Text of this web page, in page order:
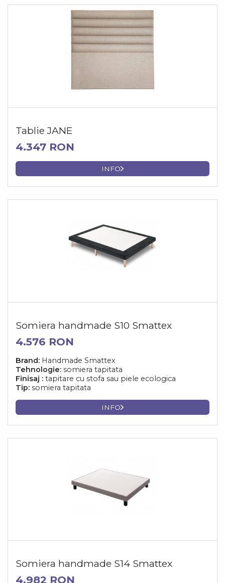
Tablie JANE
4.347 RON
INFO
Somiera handmade S10 Smattex
4.576 RON
Brand: Handmade Smattex
Tehnologie: somiera tapitata
Finisaj : tapitare cu stofa sau piele ecologica
Tip: somiera tapitata
INFO
Somiera handmade S14 Smattex
4.982 RON